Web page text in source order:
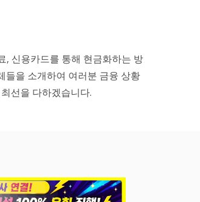
, 신용카드를 통해 현금화하는 방
들을 소개하여 여러분 금융 상황
선을 다하겠습니다.